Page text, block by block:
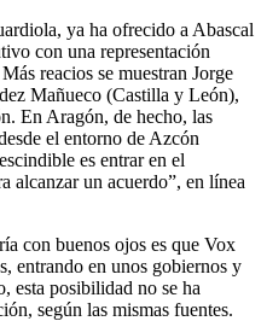
ya ha ofrecido a Abascal
con una representación
reacios se muestran Jorge
Mañueco (Castilla y León),
En Aragón, de hecho, las
el entorno de Azcón
es entrar en el
alcanzar un acuerdo”, en línea
con buenos ojos es que Vox
entrando en unos gobiernos y
esta posibilidad no se ha
según las mismas fuentes.